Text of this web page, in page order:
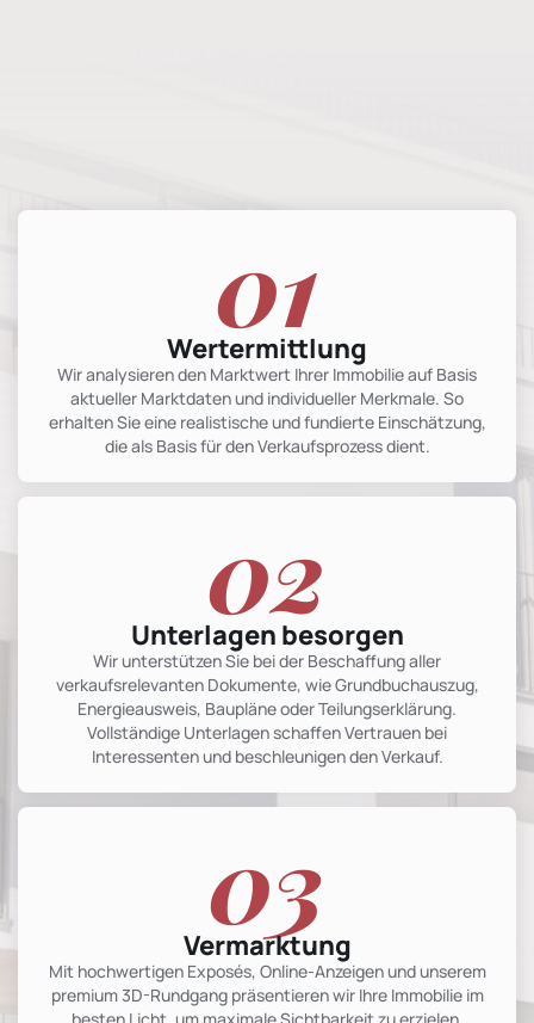
01
Wertermittlung
Wir analysieren den Marktwert Ihrer Immobilie auf Basis
aktueller Marktdaten und individueller Merkmale. So
erhalten Sie eine realistische und fundierte Einschätzung,
die als Basis für den Verkaufsprozess dient.
02
Unterlagen besorgen
Wir unterstützen Sie bei der Beschaffung aller
verkaufsrelevanten Dokumente, wie Grundbuchauszug,
Energieausweis, Baupläne oder Teilungserklärung.
Vollständige Unterlagen schaffen Vertrauen bei
Interessenten und beschleunigen den Verkauf.
03
Vermarktung
Mit hochwertigen Exposés, Online-Anzeigen und unserem
premium 3D-Rundgang präsentieren wir Ihre Immobilie im